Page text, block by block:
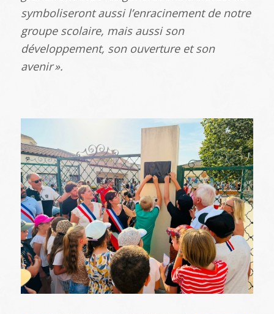
symboliseront aussi l’enracinement de notre
groupe scolaire, mais aussi son
développement, son ouverture et son
avenir».